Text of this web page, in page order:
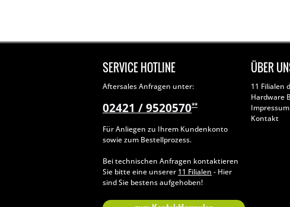
SERVICE HOTLINE
Aftersales Anfragen unter:
02421 / 9520570**
Für Anliegen zu Ihrem Kundenkonto
sowie zum Bestellprozess.
Bei technischen Anfragen kontaktieren
Sie bitte eine unserer 11 Filialen - Hier
sind Sie bestens aufgehoben!
ÜBER
11 Filialen
Hardware
Impressum
Kontakt